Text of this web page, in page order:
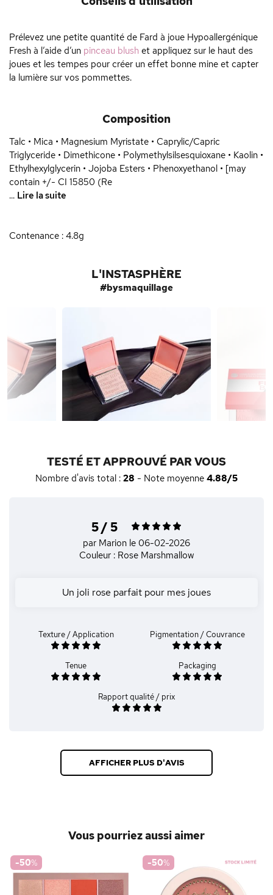
Prélevez une petite quantité de Fard à joue Hypoallergénique
Fresh à l’aide d’un pinceau blush et appliquez sur le haut des
joues et les tempes pour créer un effet bonne mine et capter
la lumière sur vos pommettes.
Composition
Talc • Mica • Magnesium Myristate • Caprylic/Capric
Triglyceride • Dimethicone • Polymethylsilsesquioxane • Kaolin •
Ethylhexylglycerin • Jojoba Esters • Phenoxyethanol • [may
contain +/- CI 15850 (Re
... Lire la suite
Contenance : 4.8g
L'INSTASPHÈRE
#bysmaquillage
TESTÉ ET APPROUVÉ PAR VOUS
Nombre d'avis total : 28 - Note moyenne 4.88/5
5 / 5
par Marion le 06-02-2026
Couleur : Rose Marshmallow
Un joli rose parfait pour mes joues
Texture / Application Pigmentation / Couvrance
Tenue Packaging
Rapport qualité / prix
AFFICHER PLUS D'AVIS
Vous pourriez aussi aimer
-50% -50%